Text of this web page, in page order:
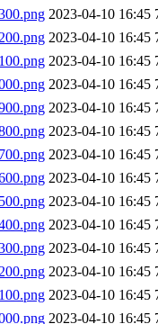
2023-04-10 16:45
2023-04-10 16:45
2023-04-10 16:45
2023-04-10 16:45
2023-04-10 16:45
2023-04-10 16:45
2023-04-10 16:45
2023-04-10 16:45
2023-04-10 16:45
2023-04-10 16:45
2023-04-10 16:45
2023-04-10 16:45
2023-04-10 16:45
2023-04-10 16:45